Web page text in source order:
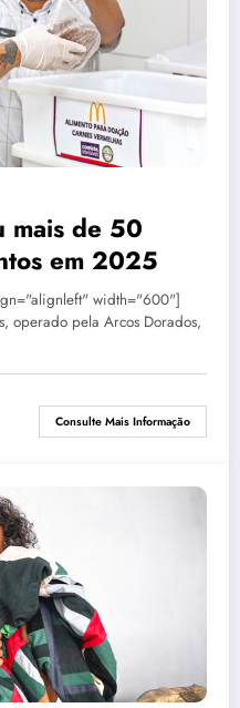
mais de 50
em 2025
width="600"]
operado pela Arcos Dorados,
Consulte Mais Informação